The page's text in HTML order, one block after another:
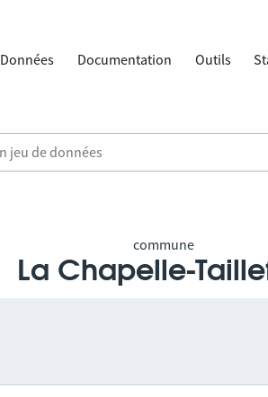
Données Documentation Outils
commune
La Chapelle-